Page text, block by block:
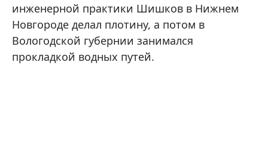
инженерной практики Шишков в Нижнем
Новгороде делал плотину, а потом в
Вологодской губернии занимался
прокладкой водных путей.